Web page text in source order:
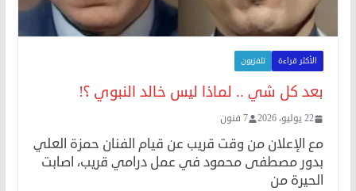
الأكثر قراءة تلفزيون
بعد كل شي .. لماذا ليس خالد النبوي ؟!
22 يوليو، 2026 7 فنون
مع الإعلان من وقت قريب عن قيام الفنان حمزة العلي
بدور مصطفى محمود في عمل درامي قريب، اصابت
الحيرة من